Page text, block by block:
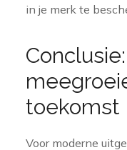
in je merk te
toekomst
Voor moderne